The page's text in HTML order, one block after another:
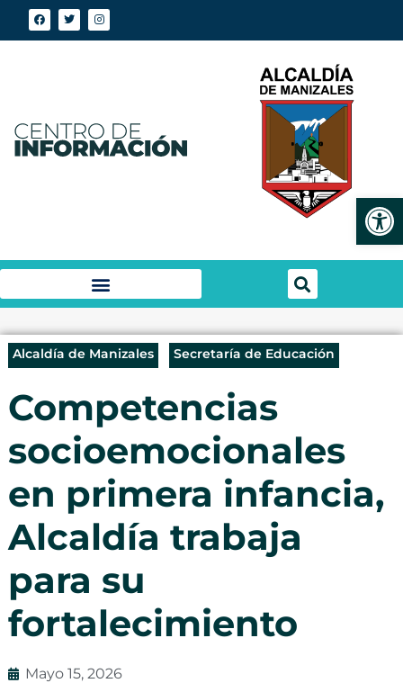
Alcaldía de Manizales Secretaría de Educación
Competencias
socioemocionales
en primera infancia,
Alcaldía trabaja
para su
fortalecimiento
Mayo 15, 2026